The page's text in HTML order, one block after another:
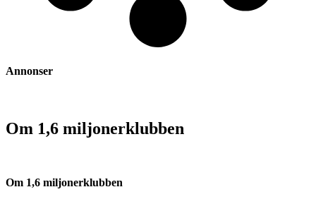
Annonser
Om 1,6 miljonerklubben
Om 1,6 miljonerklubben